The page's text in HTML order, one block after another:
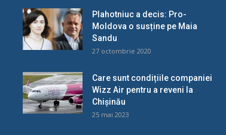
Plahotniuc a decis: Pro-
Moldova o susține pe Maia
Sandu
27 octombrie 2020
Care sunt condițiile companiei
Wizz Air pentru a reveni la
Chișinău
25 mai 2023